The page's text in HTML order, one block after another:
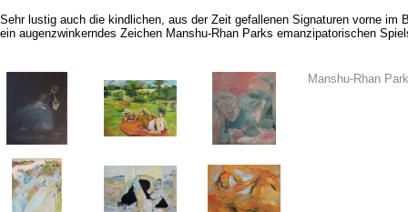
Sehr lustig auch die kindlichen, aus der Zeit gefallenen Signaturen vorne im
ein augenzwinkerndes Zeichen Manshu-Rhan Parks emanzipatorischen
Manshu-Rhan